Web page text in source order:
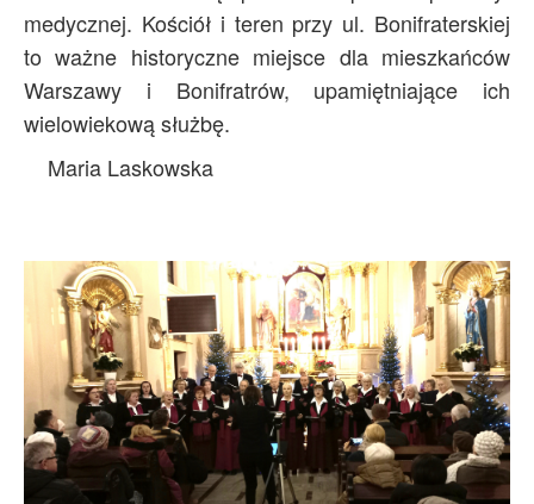
medycznej. Kościół i teren przy ul. Bonifraterskiej
to ważne historyczne miejsce dla mieszkańców
Warszawy i Bonifratrów, upamiętniające ich
wielowiekową służbę.
Maria Laskowska